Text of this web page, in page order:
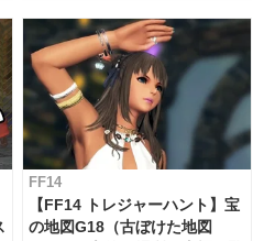
FF14
【FF14 トレジャーハント】宝
の地図G18（古ぼけた地図